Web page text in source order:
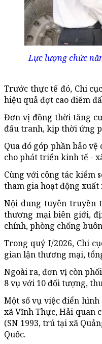
Lực lượng chức
Trước thực tế đó, Chi
hiệu quả đợt cao điểm
Đơn vị đồng thời tăng
đấu tranh, kịp thời ứng
Qua đó góp phần bảo
cho phát triển kinh tế -
Cùng với công tác kiểm
tham gia hoạt động
Nội dung tuyên truyền
thương mại biên giới,
chính, phòng chống
Trong quý I/2026, Chi
gian lận thương mại,
Ngoài ra, đơn vị còn
8 vụ với 10 đối tượng,
Một số vụ việc điển
xã Vĩnh Thực, Hải quan
(SN 1993, trú tại xã
Quốc.